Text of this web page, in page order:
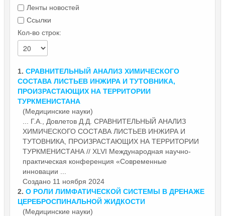
Ленты новостей
Ссылки
Кол-во строк:
1. СРАВНИТЕЛЬНЫЙ АНАЛИЗ ХИМИЧЕСКОГО
СОСТАВА ЛИСТЬЕВ ИНЖИРА И ТУТОВНИКА,
ПРОИЗРАСТАЮЩИХ НА ТЕРРИТОРИИ
ТУРКМЕНИСТАНА
(Медицинские науки)
... Г.А., Довлетов Д.Д. СРАВНИТЕЛЬНЫЙ АНАЛИЗ
ХИМИЧЕСКОГО СОСТАВА ЛИСТЬЕВ ИНЖИРА И
ТУТОВНИКА, ПРОИЗРАСТАЮЩИХ НА ТЕРРИТОРИИ
ТУРКМЕНИСТАНА // XLVI Международная научно-
практическая конференция «Современные
инновации ...
Создано 11 ноября 2024
2. О РОЛИ ЛИМФАТИЧЕСКОЙ СИСТЕМЫ В ДРЕНАЖЕ
ЦЕРЕБРОСПИНАЛЬНОЙ ЖИДКОСТИ
(Медицинские науки)